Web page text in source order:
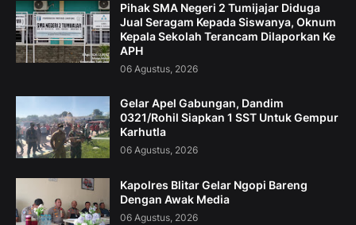
Pihak SMA Negeri 2 Tumijajar Diduga
Jual Seragam Kepada Siswanya, Oknum
Kepala Sekolah Terancam Dilaporkan Ke
APH
06 Agustus, 2026
Gelar Apel Gabungan, Dandim
0321/Rohil Siapkan 1 SST Untuk Gempur
Karhutla
06 Agustus, 2026
Kapolres Blitar Gelar Ngopi Bareng
Dengan Awak Media
06 Agustus, 2026